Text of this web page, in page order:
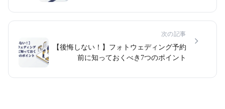
次の記事
【後悔しない！】フォトウェディング予約
前に知っておくべき7つのポイント